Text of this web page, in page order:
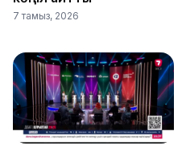
7 тамыз, 2026